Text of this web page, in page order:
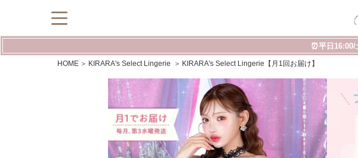
⏰平日
HOME KIRARA's Select Lingerie KIRARA's Select Lingerie【月1回お届け】